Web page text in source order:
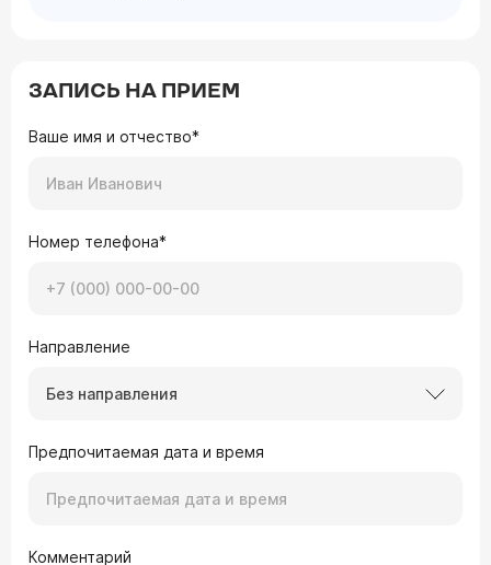
ЗАПИСЬ НА ПРИЕМ
Ваше имя и отчество*
Номер телефона*
Направление
Без направления
Предпочитаемая дата и время
Комментарий